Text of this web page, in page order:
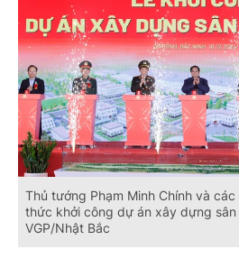
Thủ tướng Phạm Minh Chính và
thức khởi công dự án xây dựng sân
VGP/Nhật Bắc